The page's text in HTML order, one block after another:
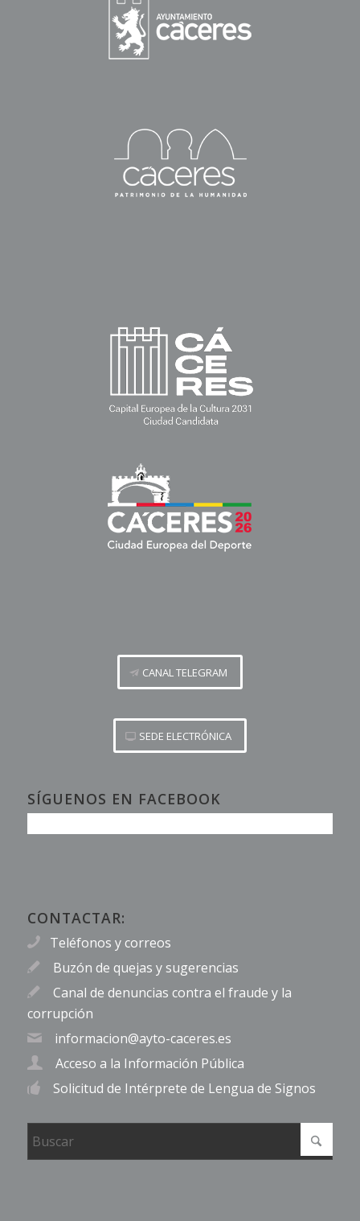
CANAL TELEGRAM
SEDE ELECTRÓNICA
SÍGUENOS EN FACEBOOK
CONTACTAR:
Teléfonos y correos
Buzón de quejas y sugerencias
Canal de denuncias contra el fraude y la
corrupción
informacion@ayto-caceres.es
Acceso a la Información Pública
Solicitud de Intérprete de Lengua de Signos